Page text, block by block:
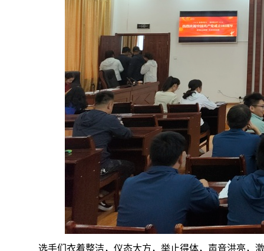
选手们衣着整洁，仪态大方，举止得体，声音洪亮，